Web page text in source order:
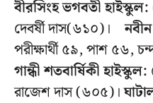
বীরসিংহ ভগবতী হাইস্কুল:
দেবর্ষী দাস(৬১০)।
পরীক্ষার্থী ৫৯, পাশ ৫৬,
গান্ধী শতবার্ষিকী হাইস্কুল:
রাজেশ দাস (৬০৫)।